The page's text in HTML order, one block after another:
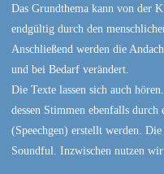
Das Grundthema kann von der
endgültig durch den
Anschließend werden die
und bei Bedarf verändert.
Die Texte lassen sich auch
dessen Stimmen ebenfalls
(Speechgen) erstellt werden.
Soundful. Inzwischen nutzen wir